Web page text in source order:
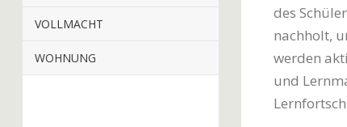
VOLLMACHT
WOHNUNG
des
nachholt,
werden
und